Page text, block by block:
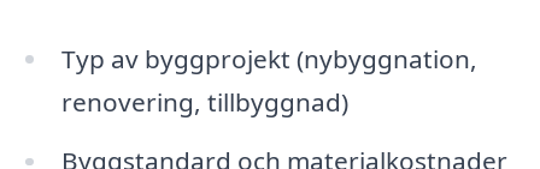
Typ av byggprojekt (nybyggnation,
renovering, tillbyggnad)
Byggstandard och materialkostnader